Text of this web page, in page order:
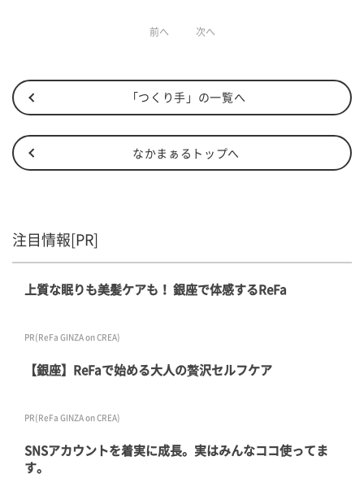
前へ 次へ
「つくり手」の一覧へ
なかまぁるトップへ
注目情報[PR]
上質な眠りも美髪ケアも！ 銀座で体感するReFa
PR(ReFa GINZA on CREA)
【銀座】ReFaで始める大人の贅沢セルフケア
PR(ReFa GINZA on CREA)
SNSアカウントを着実に成長。実はみんなココ使ってま
す。